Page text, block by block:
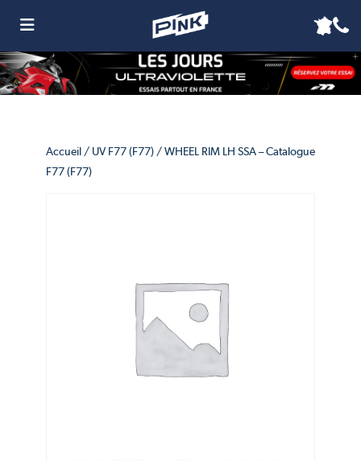
Accueil/ UV F77 (F77)/ WHEEL RIM LH SSA – Catalogue
F77 (F77)